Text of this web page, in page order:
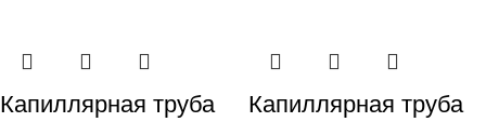
Капиллярная труба
Капиллярная труба